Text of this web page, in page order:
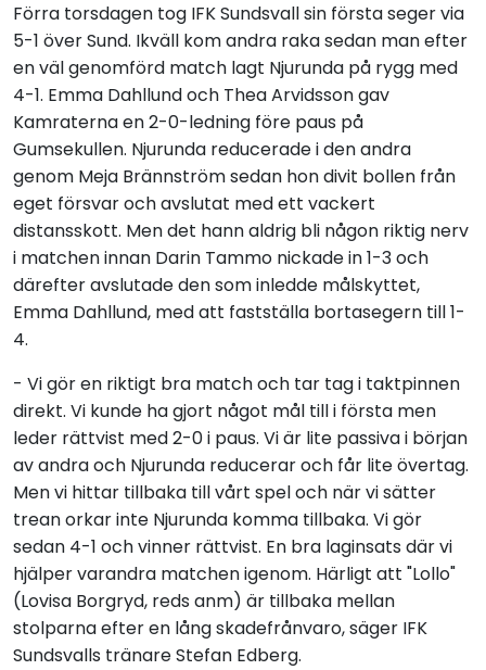
Förra torsdagen tog IFK Sundsvall sin första seger via
5-1 över Sund. Ikväll kom andra raka sedan man efter
en väl genomförd match lagt Njurunda på rygg med
4-1. Emma Dahllund och Thea Arvidsson gav
Kamraterna en 2-0-ledning före paus på
Gumsekullen. Njurunda reducerade i den andra
genom Meja Brännström sedan hon divit bollen från
eget försvar och avslutat med ett vackert
distansskott. Men det hann aldrig bli någon riktig nerv
i matchen innan Darin Tammo nickade in 1-3 och
därefter avslutade den som inledde målskyttet,
Emma Dahllund, med att fastställa bortasegern till 1-
4.
- Vi gör en riktigt bra match och tar tag i taktpinnen
direkt. Vi kunde ha gjort något mål till i första men
leder rättvist med 2-0 i paus. Vi är lite passiva i början
av andra och Njurunda reducerar och får lite övertag.
Men vi hittar tillbaka till vårt spel och när vi sätter
trean orkar inte Njurunda komma tillbaka. Vi gör
sedan 4-1 och vinner rättvist. En bra laginsats där vi
hjälper varandra matchen igenom. Härligt att "Lollo"
(Lovisa Borgryd, reds anm) är tillbaka mellan
stolparna efter en lång skadefrånvaro, säger IFK
Sundsvalls tränare Stefan Edberg.